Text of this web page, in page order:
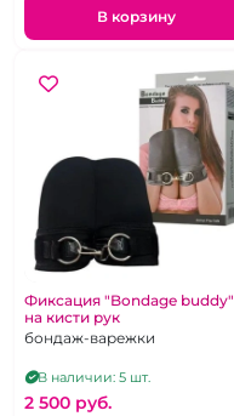
В корзину
Фиксация "Bondage buddy"
на кисти рук
бондаж-варежки
В наличии: 5 шт.
2 500 pуб.